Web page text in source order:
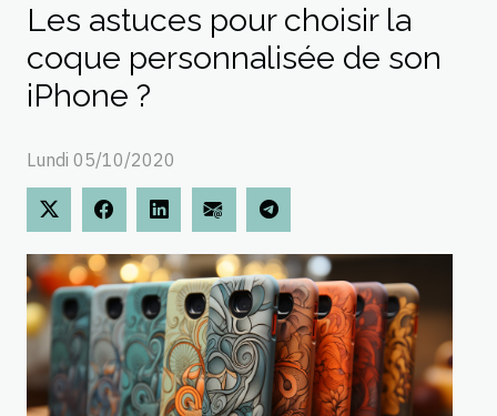
Les astuces pour choisir la
coque personnalisée de son
iPhone ?
Lundi 05/10/2020